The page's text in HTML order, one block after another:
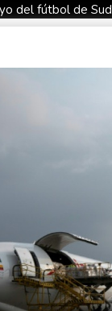
del fútbol de
vacuna ya